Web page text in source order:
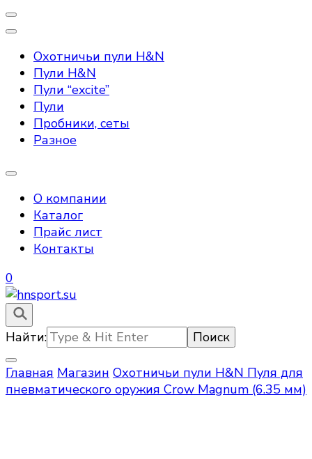
Охотничьи пули H&N
Пули H&N
Пули “excite”
Пули
Пробники, сеты
Разное
О компании
Каталог
Прайс лист
Контакты
0
hnsport.su
hnsport.su – пули для пневматического оружия
Найти:
Главная Магазин Охотничьи пули H&N Пуля для
пневматического оружия Crow Magnum (6.35 мм)